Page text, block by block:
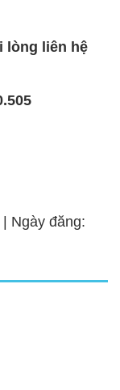
lòng liên hệ
Ngày đăng: